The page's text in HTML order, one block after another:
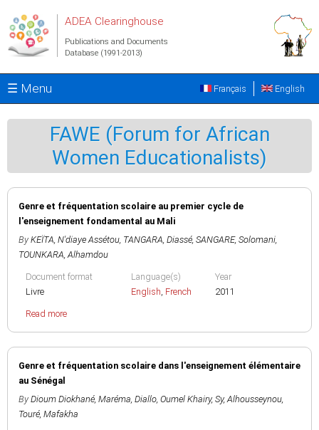
ADEA Clearinghouse
Publications and Documents
Database (1991-2013)
☰ Menu English
Français
FAWE (Forum for African
Women Educationalists)
Genre et fréquentation scolaire au premier cycle de
l'enseignement fondamental au Mali
By KEÏTA, N'diaye Assétou, TANGARA, Diassé, SANGARE, Solomani,
TOUNKARA, Alhamdou
Document format
Livre
Language(s)
English, French
Year
2011
Read more
Genre et fréquentation scolaire dans l'enseignement élémentaire
au Sénégal
By Dioum Diokhané, Maréma, Diallo, Oumel Khairy, Sy, Alhousseynou,
Touré, Mafakha